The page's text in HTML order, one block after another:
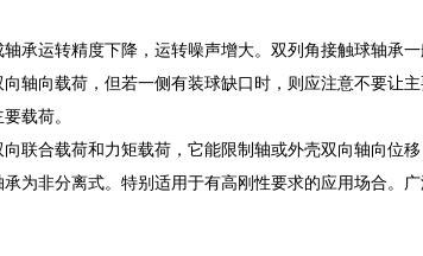
承运转精度下降，运转噪声增大。双列角接触球轴承
轴向载荷，但若一侧有装球缺口时，则应注意不要让
载荷。
联合载荷和力矩载荷，它能限制轴或外壳双向轴向位移
为非分离式。特别适用于有高刚性要求的应用场合。